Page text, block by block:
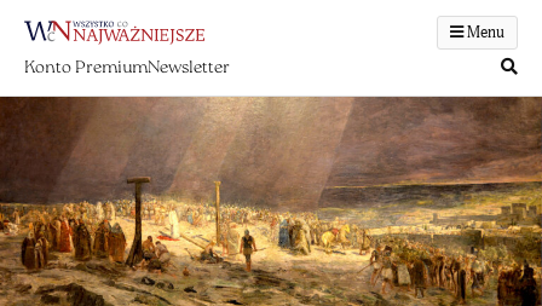
Menu
Konto PremiumNewsletter